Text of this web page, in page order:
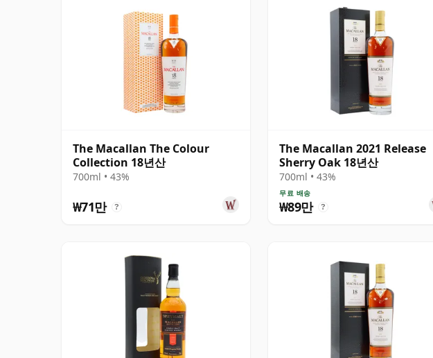
The Macallan The Colour
Collection 18년산
700ml • 43%
₩71만 ?
The Macallan 2021 Release
Sherry Oak 18년산
700ml • 43%
무료 배송
₩89만 ?